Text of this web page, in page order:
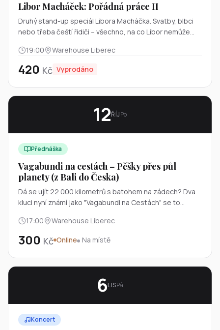
Libor Macháček: Pořádná práce II
Druhý stand-up speciál Libora Macháčka. Svatby, blbci
nebo třeba čeští řidiči – všechno, na co Libor nemůže
19:00 Warehouse Liberec
420 Kč Vyprodáno
12ŘÍJPo
Přednáška
Vagabundi na cestách – Pěšky přes půl
planety (z Bali do Česka)
Dá se ujít 22 000 kilometrů s batohem na zádech? Dva
kluci nyní známí jako "Vagabundi na Cestách" se to
došli až domů. Přijďte si poslechnout autentický, lehce
masochistický a hlavně vtipný příběh o putování přes
asijské sopky, indický chaos, nepálské hory i afghánské
pouště.
17:00 Warehouse Liberec
300 Kč Online Na místě
6LISPá
Koncert